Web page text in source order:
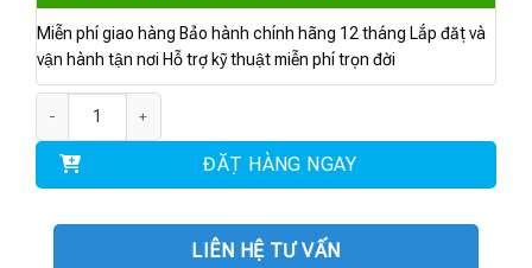
Miễn phí giao hàng Bảo hành chính hãng 12 tháng Lắp đặt và
vận hành tận nơi Hỗ trợ kỹ thuật miễn phí trọn đời
ĐẶT HÀNG NGAY
LIÊN HỆ TƯ VẤN